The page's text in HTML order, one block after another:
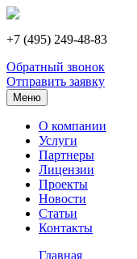
+7 (495) 249-48-83
Обратный звонок
Отправить заявку
Меню
О компании
Услуги
Партнеры
Лицензии
Проекты
Новости
Статьи
Контакты
Главная